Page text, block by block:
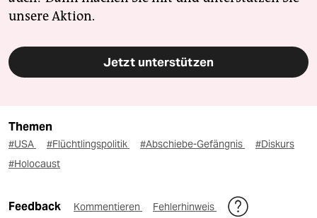
unsere Aktion.
Jetzt unterstützen
Themen
#USA #Flüchtlingspolitik #Abschiebe-Gefängnis
#Diskurs
#Holocaust
Feedback Kommentieren Fehlerhinweis